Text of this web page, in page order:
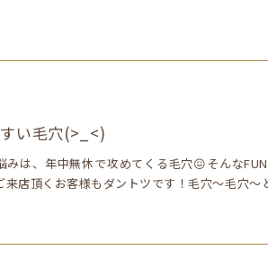
い毛穴(>_<)
みは、年中無休で攻めてくる毛穴😖そんな
来店頂くお客様もダントツです！毛穴～毛穴～